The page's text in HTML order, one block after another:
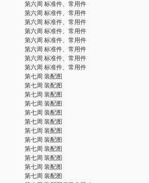
第六周 标准件、常用件
第六周 标准件、常用件
第六周 标准件、常用件
第六周 标准件、常用件
第六周 标准件、常用件
第六周 标准件、常用件
第六周 标准件、常用件
第六周 标准件、常用件
第七周 装配图
第七周 装配图
第七周 装配图
第七周 装配图
第七周 装配图
第七周 装配图
第七周 装配图
第七周 装配图
第七周 装配图
第七周 装配图
第七周 装配图
第七周 装配图